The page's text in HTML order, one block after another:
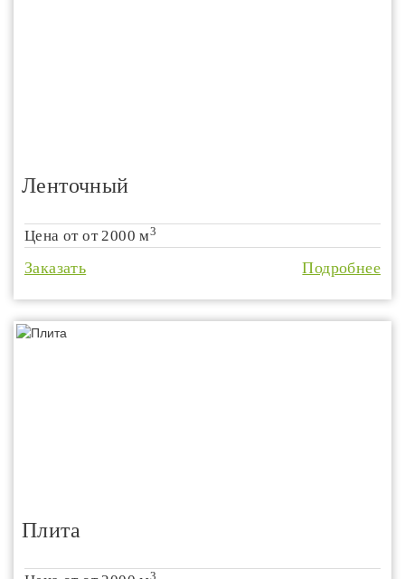
Ленточный
Цена отот 2000 м3
Заказать Подробнее
Плита
3